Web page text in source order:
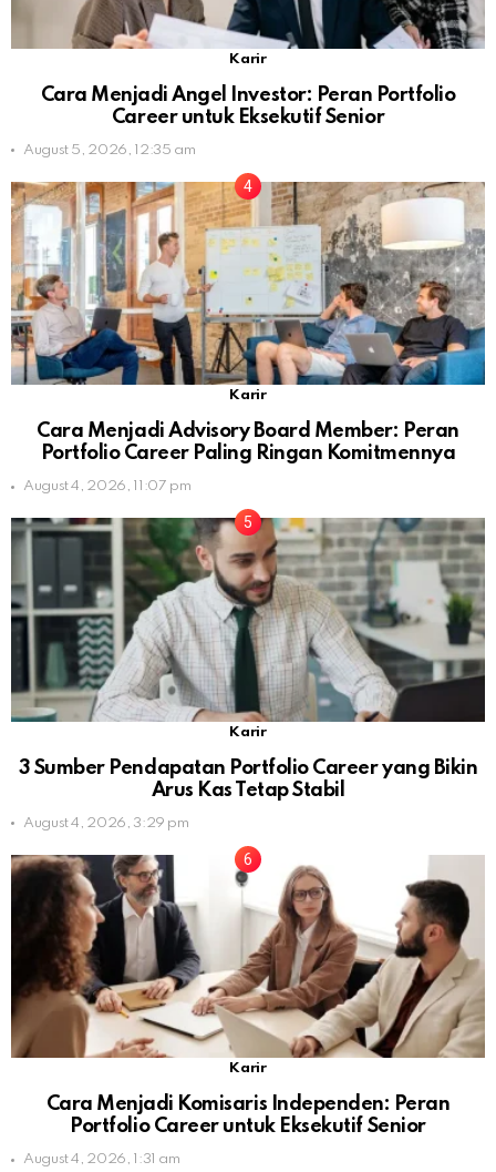
Karir
Cara Menjadi Angel Investor: Peran Portfolio
Career untuk Eksekutif Senior
August 5, 2026, 12:35 am
Karir
Cara Menjadi Advisory Board Member: Peran
Portfolio Career Paling Ringan Komitmennya
August 4, 2026, 11:07 pm
Karir
3 Sumber Pendapatan Portfolio Career yang Bikin
Arus Kas Tetap Stabil
August 4, 2026, 3:29 pm
Karir
Cara Menjadi Komisaris Independen: Peran
Portfolio Career untuk Eksekutif Senior
August 4, 2026, 1:31 am